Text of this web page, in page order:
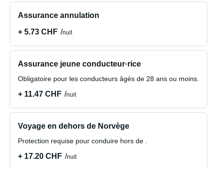
Assurance annulation
+ 5.73 CHF
nuit
Assurance jeune conducteur·rice
Obligatoire pour les conducteurs âgés de 28 ans ou moins.
+ 11.47 CHF nuit
Voyage en dehors de Norvège
Protection requise pour conduire hors de .
+ 17.20 CHF nuit